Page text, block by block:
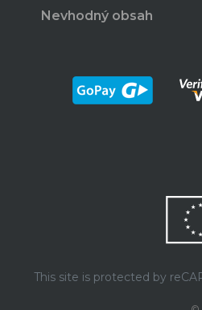
Nevhodný obsah
This site is protected by